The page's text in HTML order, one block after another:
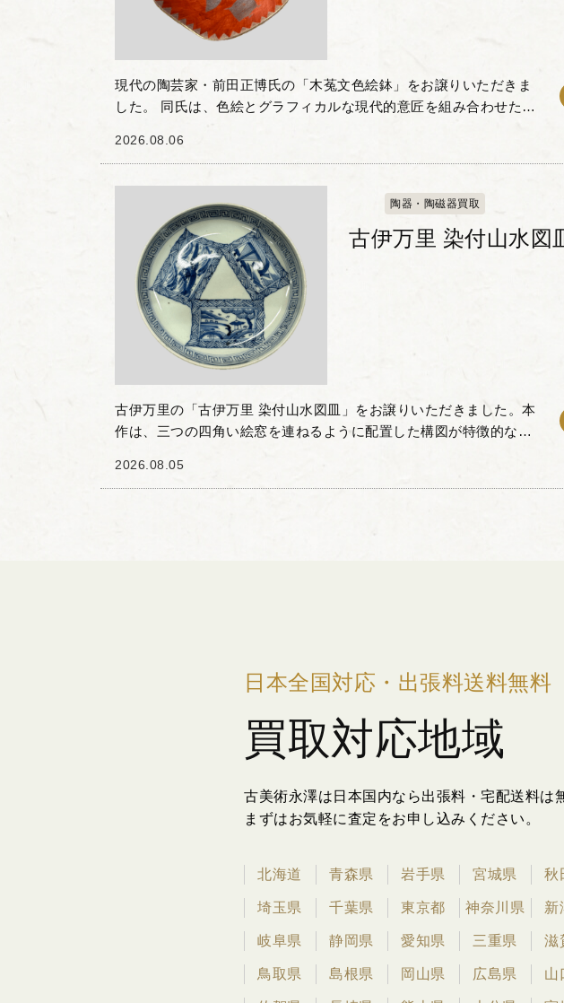
現代の陶芸家・前田正博氏の「木菟文色絵鉢」をお譲りいただきま
した。 同氏は、色絵とグラフィカルな現代的意匠を組み合わせた独
品で、朱赤の地色...
2026.08.06
陶器・陶磁器買取
古伊万里 染付山水図皿
古伊万里の「古伊万里 染付山水図皿」をお譲りいただきました。本
作は、三つの四角い絵窓を連ねるように配置した構図が特徴的なお
いで細やかに描...
2026.08.05
日本全国対応・出張料送料無料
買取対応地域
古美術永澤は日本国内なら出張料・宅配送料は
まずはお気軽に査定をお申し込みください。
北海道 青森県 岩手県 宮城県 秋
埼玉県 千葉県 東京都 神奈川県 新
岐阜県 静岡県 愛知県 三重県 滋
鳥取県 島根県 岡山県 広島県 山